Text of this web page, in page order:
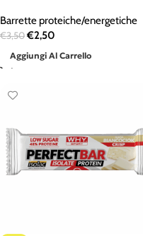
Barrette proteiche/energetiche
€3,50€2,50
Aggiungi Al Carrello